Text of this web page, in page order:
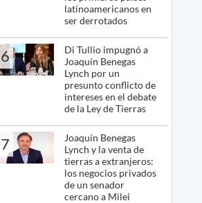
latinoamericanos en
ser derrotados
6
Di Tullio impugnó a
Joaquín Benegas
Lynch por un
presunto conflicto de
intereses en el debate
de la Ley de Tierras
7
Joaquín Benegas
Lynch y la venta de
tierras a extranjeros:
los negocios privados
de un senador
cercano a Milei